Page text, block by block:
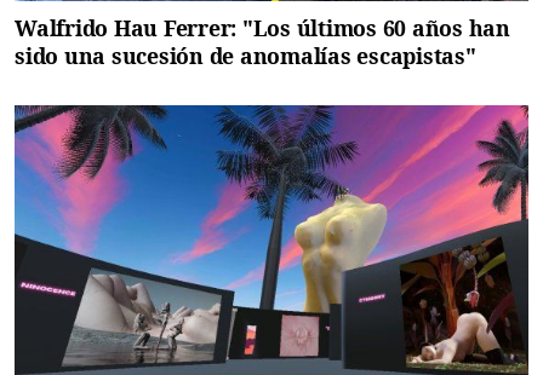
Walfrido Hau Ferrer: "Los últimos 60 años han
sido una sucesión de anomalías escapistas"